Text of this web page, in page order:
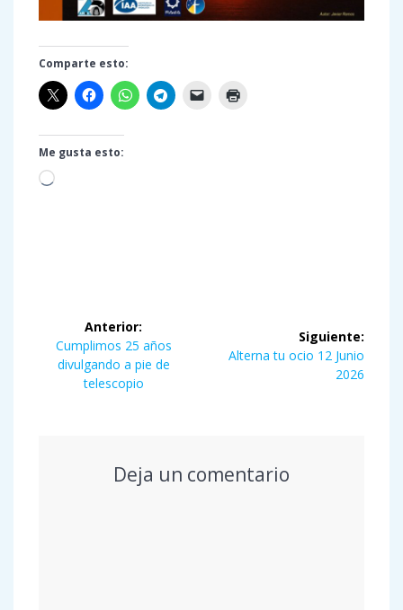
Comparte esto:
Me gusta esto:
Cargando...
Navegación
entradas
Anterior:
Entrada
anterior:
Cumplimos 25 años
divulgando a pie de
telescopio
Siguiente:
Siguiente
Alterna tu ocio 12 Junio
2026
Deja un comentario